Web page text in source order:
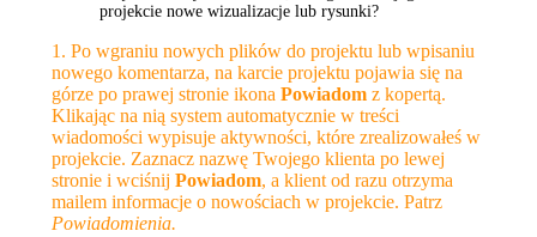
projekcie nowe wizualizacje lub rysunki?
1. Po wgraniu nowych plików do projektu lub wpisaniu
nowego komentarza, na karcie projektu pojawia się na
górze po prawej stronie ikona Powiadom z kopertą.
Klikając na nią system automatycznie w treści
wiadomości wypisuje aktywności, które zrealizowałeś w
projekcie. Zaznacz nazwę Twojego klienta po lewej
stronie i wciśnij Powiadom, a klient od razu otrzyma
mailem informacje o nowościach w projekcie. Patrz
Powiadomienia.